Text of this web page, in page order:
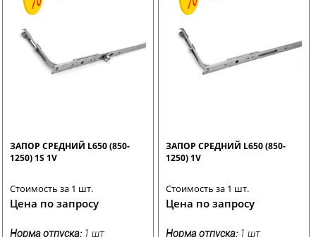
ЗАПОР СРЕДНИЙ L650 (850-
1250) 1S 1V
Стоимость за 1 шт.
Цена по запросу
Норма отпуска: 1 шт
ЗАПОР СРЕДНИЙ L650 (850-
1250) 1V
Стоимость за 1 шт.
Цена по запросу
Норма отпуска: 1 шт